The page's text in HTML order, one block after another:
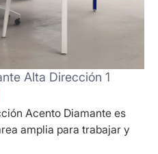
Alta Dirección 1
Acento Diamante es
amplia para trabajar y